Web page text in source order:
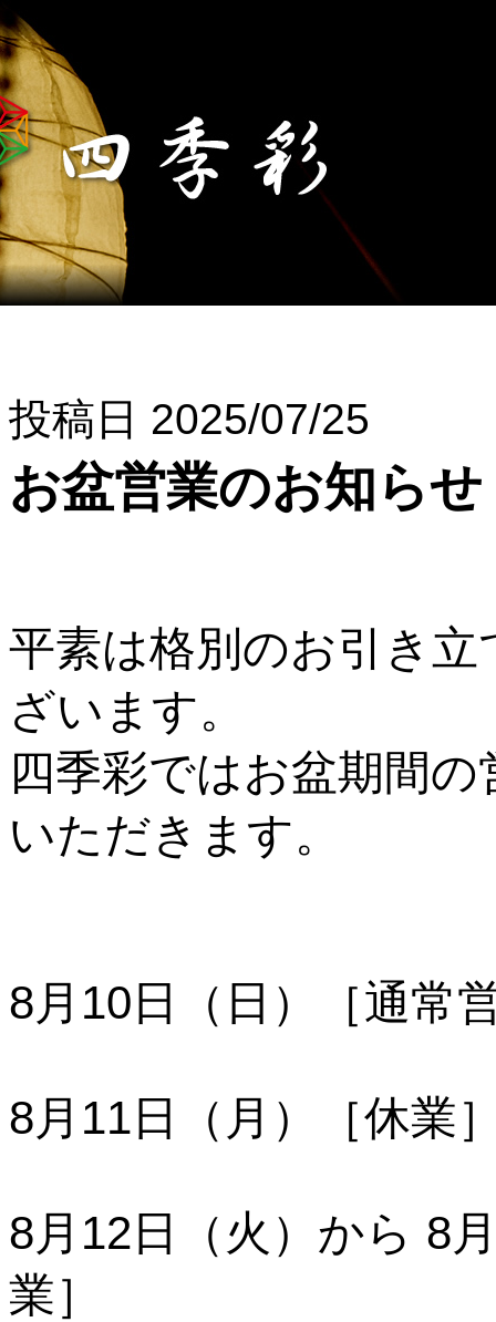
投稿日 2025/07/25
お盆営業のお知らせ
平素は格別のお引き
ざいます。
四季彩ではお盆期間
いただきます。
8月10日（日）［通常
8月11日（月）［休業
8月12日（火）から 8
業］